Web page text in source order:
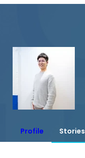
Profile Stories